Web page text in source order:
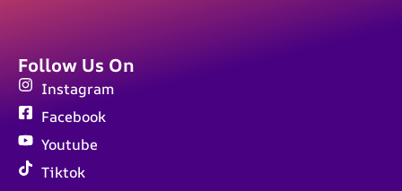
Follow Us On
Instagram
Facebook
Youtube
Tiktok